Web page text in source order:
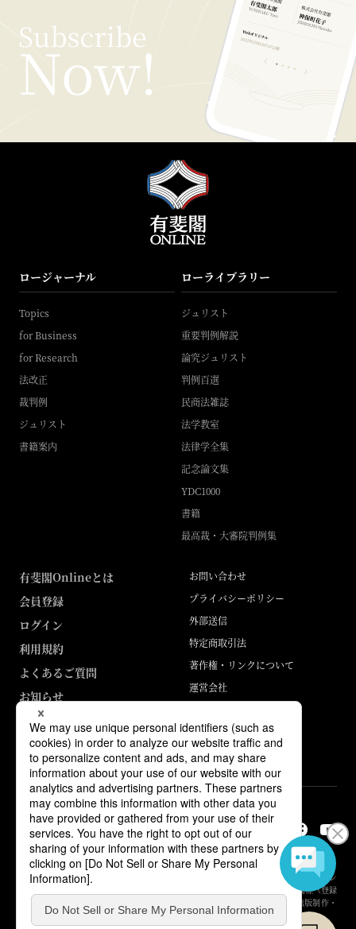
ロージャーナル
Topics
for Business
for Research
法改正
裁判例
ジュリスト
書籍案内
ローライブラリー
ジュリスト
重要判例解説
論究ジュリスト
判例百選
民商法雑誌
法学教室
法律学全集
記念論文集
YDC1000
書籍
最高裁・大審院判例集
有斐閣Onlineとは
会員登録
ログイン
利用規約
よくあるご質問
お知らせ
お問い合わせ
プライバシーポリシー
外部送信
特定商取引法
著作権・リンクについて
運営会社
ABJマークは、この電子書店・電子書籍配信サービスが、著作権者からコン
テンツ使用許諾を得た正規版配信サービスであることを示す登録商標（登録
番号 第6091713号）です。詳しくは［ABJマーク］または［電子出版制作・
流通協議会］で検索してください。